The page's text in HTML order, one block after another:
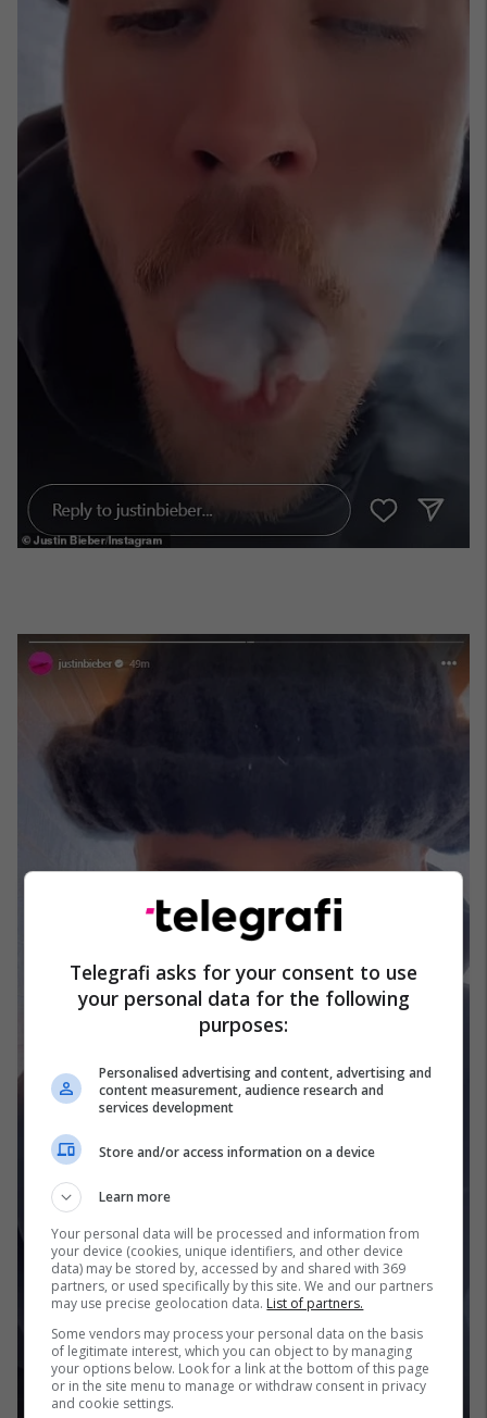
Telegrafi asks for your consent to use
your personal data for the following
purposes:
Personalised advertising and content, advertising and
content measurement, audience research and
services development
Store and/or access information on a device
Learn more
Your personal data will be processed and information from
your device (cookies, unique identifiers, and other device
data) may be stored by, accessed by and shared with 369
partners, or used specifically by this site. We and our partners
may use precise geolocation data. List of partners.
Some vendors may process your personal data on the basis
of legitimate interest, which you can object to by managing
your options below. Look for a link at the bottom of this page
or in the site menu to manage or withdraw consent in privacy
and cookie settings.